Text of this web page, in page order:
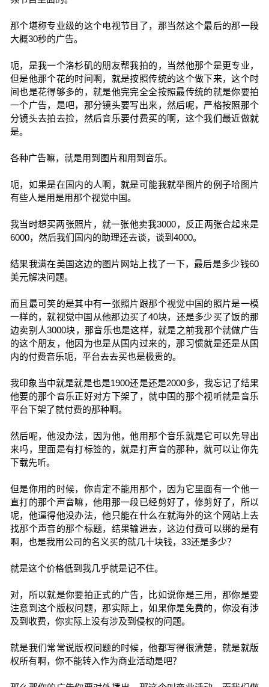
那个堪称专业级的这个电视节目了，那当然这个最后的那一段
大概30秒的广告。
呃，是我一个洛杉矶的朋友帮我拍的，当然他那个是更专业，
但是他那个花的时间啊，就是按照传统的这个做下来，这个时
间也是花得够多的，就是他完完全全按照最传统的就是你要拍
一个广告，是吧，那分镜头要写出来，然后呢，严格按照那个
分镜头去拍去捡，然后音乐要付费买的啊，这个我们最近做就
是。
各种广告嘛，就是用到图片和用到音乐。
呃，如果是在国内的人啊，就是可能我就举图片的例子哈图片
有些人是用是用那个视觉中国。
我当时想买两张照片，就一张他卖我3000，反正两张合起来是
6000，然后我们国内的助理还去谈，谈到4000。
结果我满在美国这边的图片网站上找了一下，最后是多少钱60
美元解决问题。
而且最可笑的是其中有一张照片跟那个视觉中国的照片是一模
一样的，就视觉中国从他那边买了40块，还是多少买了饭的那
边卖别人3000块，那音乐也是这样，就是之前我那个就做广告
的这个朋友，他因为也是从国内过来的，那习惯就是还是从国
内的付费音乐呃，平台去去买也是极贵的。
我印象当中就是就是也是1900还是还是2000多，我忘记了结果
他要的那个音乐正好对方下架了，就中国的那个视听就是音乐
平台下架了就付费的那种啊。
然后呢，他没办法，因为他，他用那个音乐就是它可以先导出
来吗，里面是有打标签的，就是打声音的那种，就可以让你先
下载先听。
但是你用的时候，你肯定不能用那个，因为它里面有一个他一
直打的那个声音嘛，他用那一段已经剪好了，修剪好了，所以
呢，他逼得他没办法，他只能在什么在就海外的这个网站上去
找那个声音的那个标题，结果输进去，这边付费可以绑的是有
啊，也是我用公司的名义买的就几十块钱，33还是多少？
就是这个价格低到我几乎就是记不住。
对，所以就是你要拍正式的广告，比如说你是三用，那你是要
注意到这个版权问题，那实际上，如果你是免费的，你没有涉
及到收费，你实际上没有涉及到侵权的问题。
就是我们常常说版权问题的时候，他都写得很清楚，就是就版
权所有啊，你不能转入作为商业活动是吧？